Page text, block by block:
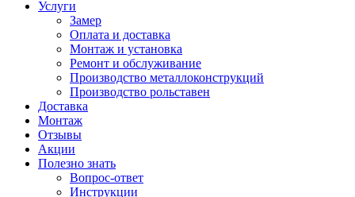
Услуги
Замер
Оплата и доставка
Монтаж и установка
Ремонт и обслуживание
Производство металлоконструкций
Производство рольставен
Доставка
Монтаж
Отзывы
Акции
Полезно знать
Вопрос-ответ
Инструкции